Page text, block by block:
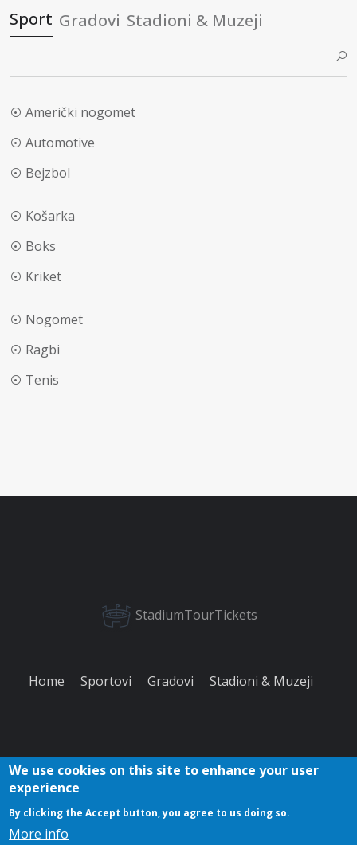
Sport Gradovi Stadioni & Muzeji
Američki nogomet
Automotive
Bejzbol
Košarka
Boks
Kriket
Nogomet
Ragbi
Tenis
StadiumTourTickets
Home Sportovi Gradovi Stadioni & Muzeji
nama privatnosti
informacija
We use cookies on this site to enhance your user
experience
By clicking the Accept button, you agree to us doing so.
More info